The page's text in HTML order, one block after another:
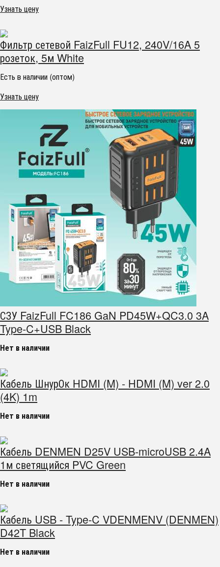
Узнать цену
Фильтр сетевой FaizFull FU12, 240V/16A 5
розеток, 5м White
Есть в наличии (оптом)
Узнать цену
СЗУ FaizFull FC186 GaN PD45W+QC3.0 3A
Type-C+USB Black
Нет в наличии
Кабель ШнурОк HDMI (M) - HDMI (M) ver 2.0
(4K) 1m
Нет в наличии
Кабель DENMEN D25V USB-microUSB 2.4A
1м светящийся PVC Green
Нет в наличии
Кабель USB - Type-C VDENMENV (DENMEN)
D42T Black
Нет в наличии